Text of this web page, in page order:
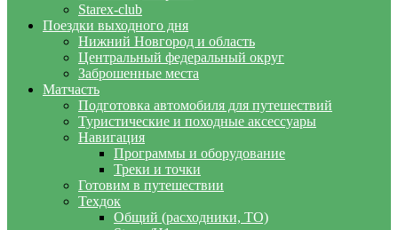
Starex-club
Поездки выходного дня
Нижний Новгород и область
Центральный федеральный округ
Заброшенные места
Матчасть
Подготовка автомобиля для путешествий
Туристические и походные аксессуары
Навигация
Программы и оборудование
Треки и точки
Готовим в путешествии
Техдок
Общий (расходники, ТО)